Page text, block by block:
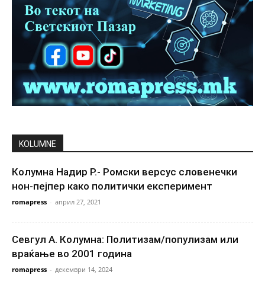
KOLUMNE
Колумна Надир Р.- Ромски версус словенечки
нон-пејпер како политички експеримент
romapress - април 27, 2021
Севгул А. Колумна: Политизам/популизам или
враќање во 2001 година
romapress - декември 14, 2024